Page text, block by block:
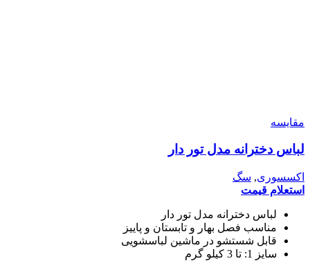
مقایسه
لباس دخترانه مدل تور دار
اکسسوری, سگ
استعلام قیمت
لباس دخترانه مدل تور دار
مناسب فصل بهار و تابستان و پاییز
قابل شستشو در ماشین لباسشویی
سایز 1: تا 3 کیلو گرم